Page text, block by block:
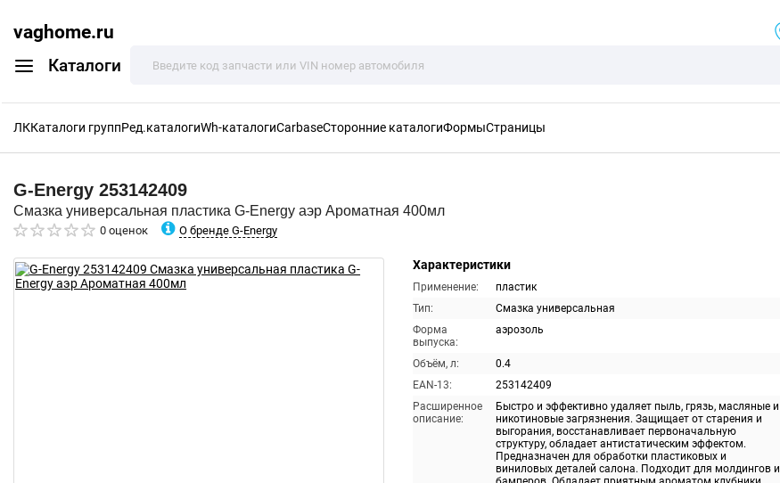
vaghome.ru
Каталоги
ЛККаталоги группРед.каталогиWh-каталогиCarbaseСторонние каталогиФормыСтраницы
G-Energy 253142409
Смазка универсальная пластика G-Energy аэр Ароматная 400мл
0 оценок О бренде G-Energy
Характеристики
Применение:
пластик
Тип:
Смазка универсальная
Форма
выпуска:
аэрозоль
Объём, л:
0.4
EAN-13:
253142409
Расширенное
описание:
Быстро и эффективно удаляет пыль, грязь, масляные и
никотиновые загрязнения. Защищает от старения и
выгорания, восстанавливает первоначальную
структуру, обладает антистатическим эффектом.
Предназначен для обработки пластиковых и
виниловых деталей салона. Подходит для молдингов и